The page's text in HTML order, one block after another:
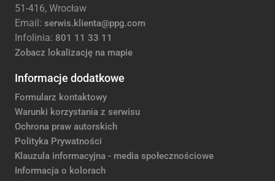
51-416, Wrocław
Email: serwis.klienta@ppg.com
Infolinia: 801 11 33 11
Zobacz lokalizację na mapie
Informacje dodatkowe
Formularz kontaktowy
Warunki korzystania z serwisu
Ochrona praw autorskich
Polityka Prywatności
Klauzula informacyjna - media społecznościowe
Informacja o kolorach